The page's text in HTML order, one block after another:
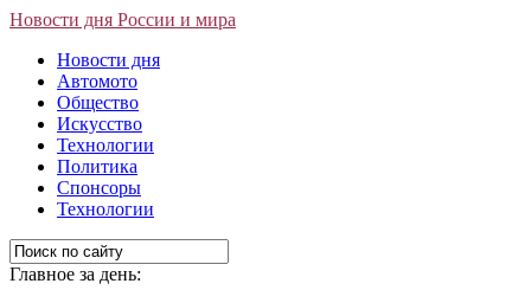
Новости дня России и мира
Новости дня
Автомото
Общество
Искусство
Технологии
Политика
Спонсоры
Технологии
Главное за день: